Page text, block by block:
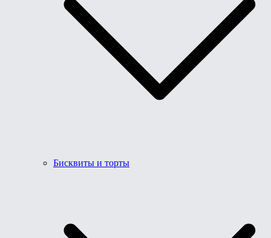
Бисквиты и торты